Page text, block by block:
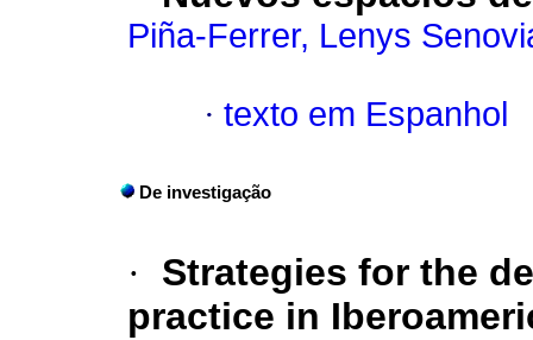
Piña-Ferrer, Lenys
· texto em Espanhol
De investigação
·
Strategies for the
practice in